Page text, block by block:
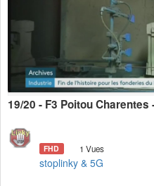
19/20 - F3 Poitou Charentes
FHD 1 Vues
stoplinky & 5G